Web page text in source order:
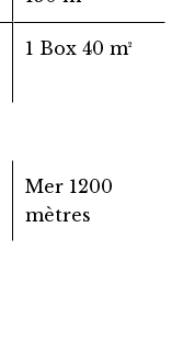
1 Box40 m²
Mer 1200
mètres